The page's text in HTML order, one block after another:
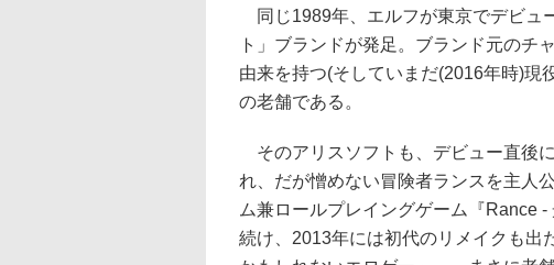
同じ1989年、エルフが東京でデビュ
ト」ブランドが発足。ブランド元のチ
由来を持つ(そしていまだ(2016年時)現
の老舗である。
そのアリスソフトも、デビュー直後
れ、だが憎めない冒険者ランスを主人
ム兼ロールプレイングゲーム『Rance
続け、2013年には初代のリメイクも出